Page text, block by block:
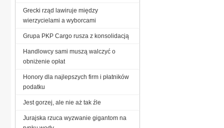
Grecki rząd lawiruje między
wierzycielami a wyborcami
Grupa PKP Cargo rusza z konsolidacją
Handlowcy sami muszą walczyć o
obniżenie opłat
Honory dla najlepszych firm i płatników
podatku
Jest gorzej, ale nie aż tak źle
Jurajska rzuca wyzwanie gigantom na